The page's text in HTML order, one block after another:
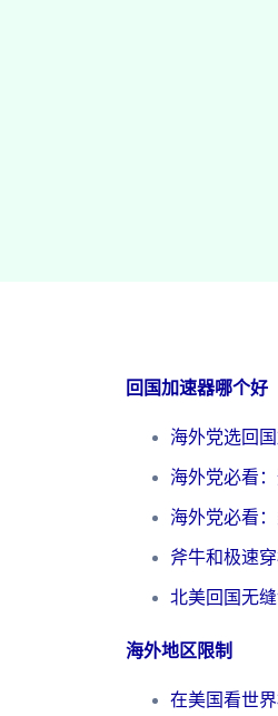
回国加速器哪个好
海外地区限制